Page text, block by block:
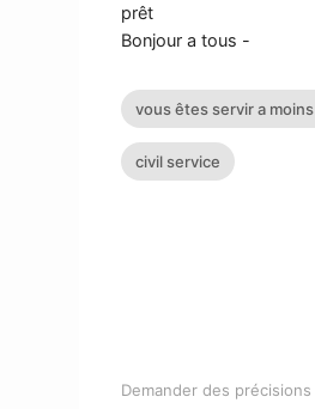
prêt
Bonjour a tous -
vous êtes servir a
civil service
Demander des précisions